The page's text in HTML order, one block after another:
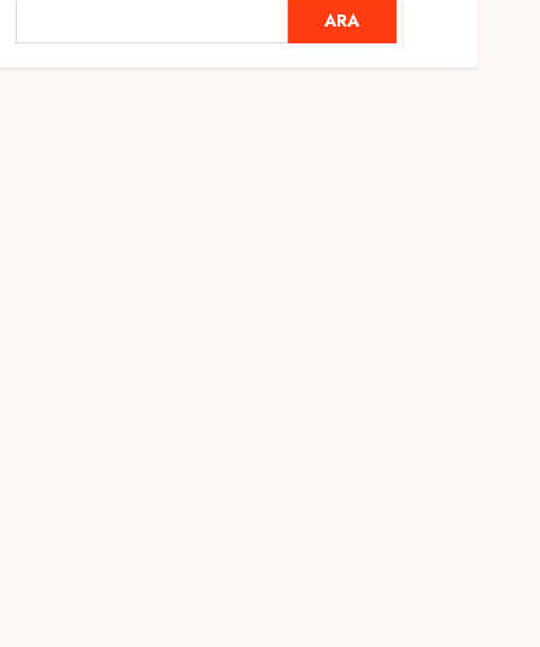
Ramazan Ayı 2025:
Manevi Atmosfer ve Özel
Hazırlıklar
ARA